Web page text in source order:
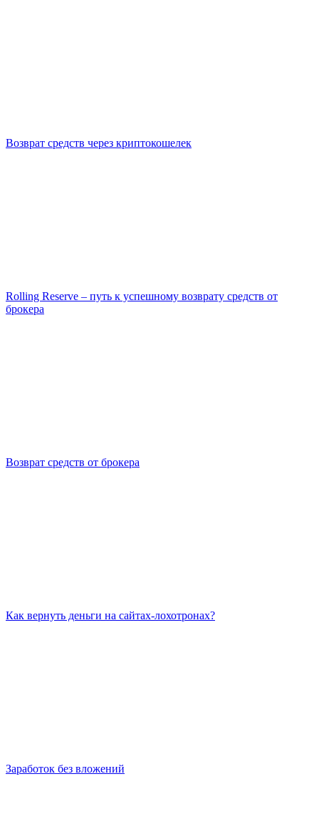
Возврат средств через криптокошелек
Rolling Reserve – путь к успешному возврату средств от
брокера
Возврат средств от брокера
Как вернуть деньги на сайтах-лохотронах?
Заработок без вложений